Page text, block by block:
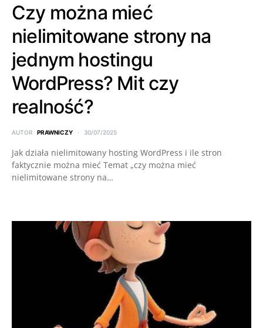
Czy można mieć
nielimitowane strony na
jednym hostingu
WordPress? Mit czy
realność?
AUTOR PRAWNICZY 30/07/2025
Jak działa nielimitowany hosting WordPress i ile stron
faktycznie można mieć Temat „czy można mieć
nielimitowane strony na…